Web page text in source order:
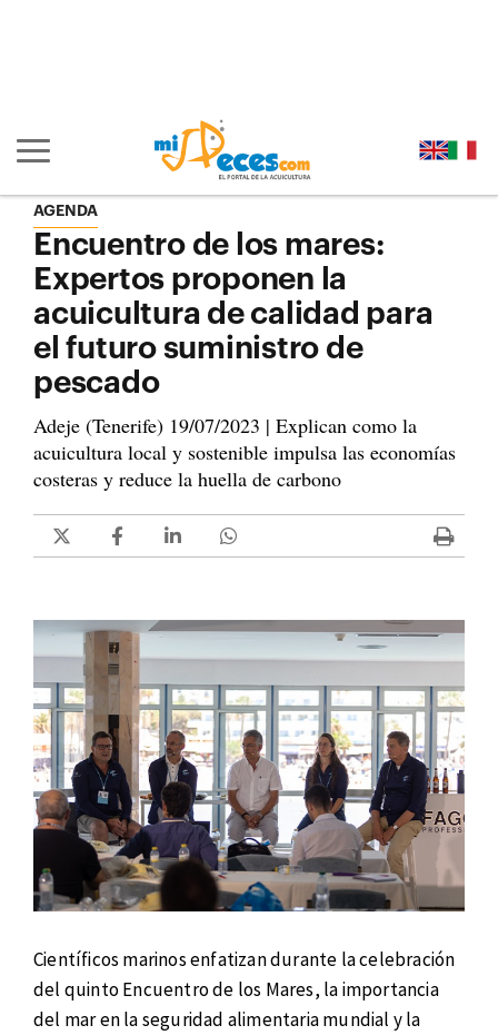
Mostrar/ocultar navegación principal
AGENDA
Encuentro de los mares:
Expertos proponen la
acuicultura de calidad para
el futuro suministro de
pescado
Adeje (Tenerife) 19/07/2023 | Explican como la
acuicultura local y sostenible impulsa las economías
costeras y reduce la huella de carbono
Científicos marinos enfatizan durante la celebración
del quinto Encuentro de los Mares, la importancia
del mar en la seguridad alimentaria mundial y la